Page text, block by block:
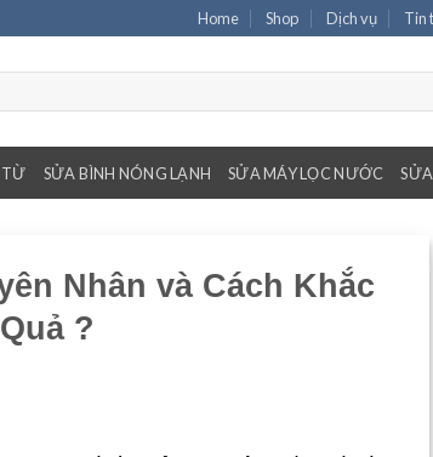
Home Shop Dịch vụ Tin
TỪ SỬA BÌNH NÓNG LẠNH SỬA MÁY LỌC NƯỚC
Nhân và Cách Khắc
?